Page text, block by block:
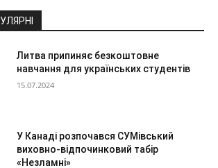
Литва припиняє безкоштовне
навчання для українських студентів
15.07.2024
У Канаді розпочався СУМівський
виховно-відпочинковий табір
«Незламні»